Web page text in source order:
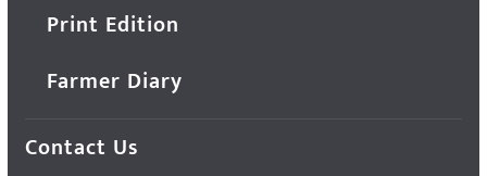
Print Edition
Farmer Diary
Contact Us